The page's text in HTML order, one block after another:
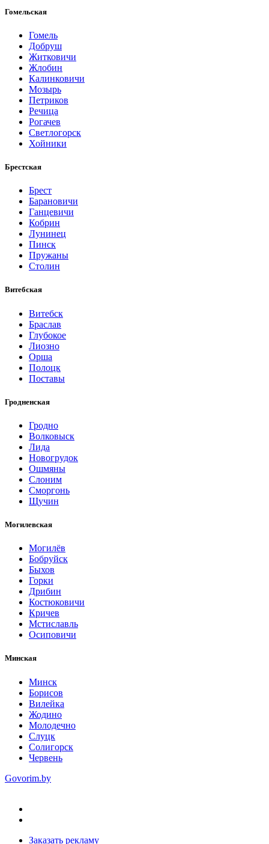
Гомельская
Гомель
Добруш
Житковичи
Жлобин
Калинковичи
Мозырь
Петриков
Речица
Рогачев
Светлогорск
Хойники
Брестская
Брест
Барановичи
Ганцевичи
Кобрин
Лунинец
Пинск
Пружаны
Столин
Витебская
Витебск
Браслав
Глубокое
Лиозно
Орша
Полоцк
Поставы
Гродненская
Гродно
Волковыск
Лида
Новогрудок
Ошмяны
Слоним
Сморгонь
Щучин
Могилевская
Могилёв
Бобруйск
Быхов
Горки
Дрибин
Костюковичи
Кричев
Мстиславль
Осиповичи
Минская
Минск
Борисов
Вилейка
Жодино
Молодечно
Слуцк
Солигорск
Червень
Govorim.by
Заказать рекламу